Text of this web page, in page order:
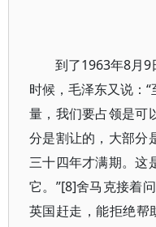
到了1963年8月9
时候，毛泽东又说：
量，我们要占领是可
分是割让的，大部分
三十四年才满期。这
它。”[8]舍马克接着
英国赶走，能拒绝帮